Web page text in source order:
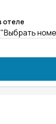
отеле
"Выбрать